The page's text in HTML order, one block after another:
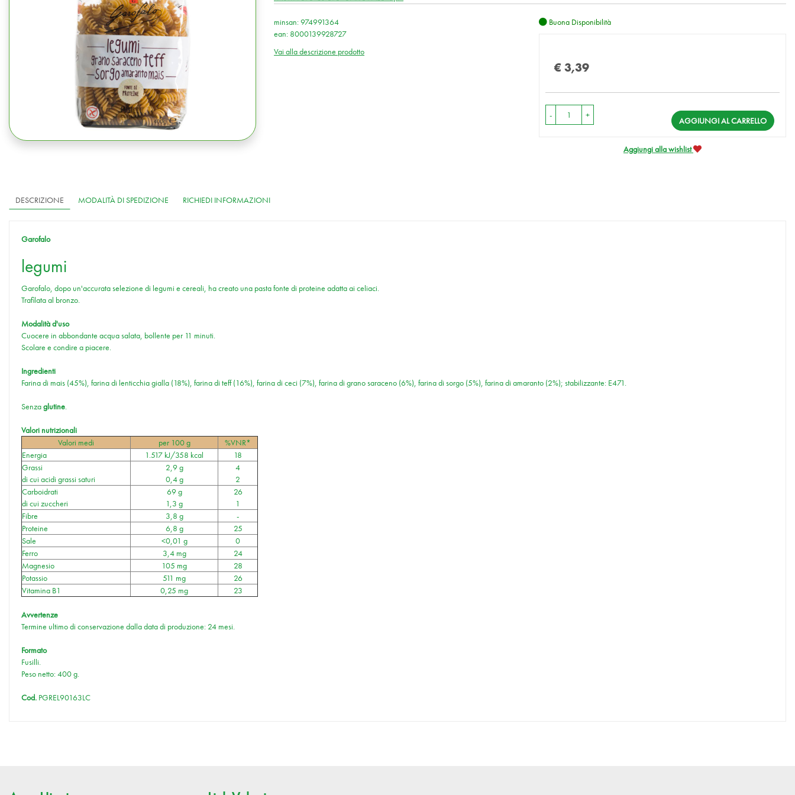
minsan: 974991364
ean: 8000139928727
Vai alla descrizione prodotto
Buona Disponibilità
€ 3,39
- +
AGGIUNGI AL CARRELLO
Aggiungi alla wishlist
DESCRIZIONE MODALITÀ DI SPEDIZIONE RICHIEDI INFORMAZIONI
Garofalo
legumi
Garofalo, dopo un'accurata selezione di legumi e cereali, ha creato una pasta fonte di proteine adatta ai celiaci.
Trafilata al bronzo.
Modalità d'uso
Cuocere in abbondante acqua salata, bollente per 11 minuti.
Scolare e condire a piacere.
Ingredienti
Farina di mais (45%), farina di lenticchia gialla (18%), farina di teff (16%), farina di ceci (7%), farina di grano saraceno (6%), farina di sorgo (5%), farina di amaranto (2%); stabilizzante: E471.
Senzaglutine.
Valori nutrizionali
Valori medi
per 100 g
%VNR*
Energia
1.517 kJ/358 kcal
18
Grassi
di cui acidi grassi saturi
2,9 g
0,4 g
4
2
Carboidrati
di cui zuccheri
69 g
1,3 g
26
1
Fibre
3,8 g
-
Proteine
6,8 g
25
Sale
<0,01 g
0
Ferro
3,4 mg
24
Magnesio
105 mg
28
Potassio
511 mg
26
Vitamina B1
0,25 mg 23
Avvertenze
Termine ultimo di conservazione dalla data di produzione: 24 mesi.
Formato
Fusilli.
Peso netto: 400 g.
Cod. PGREL90163LC